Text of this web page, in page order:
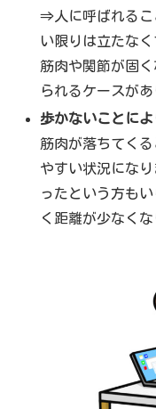
⇒人に呼ばれるこ
い限りは立たな
筋肉や関節が固
られるケースがあ
歩かないことによ
筋肉が落ちてく
やすい状況にな
ったという方も
く距離が少なくな